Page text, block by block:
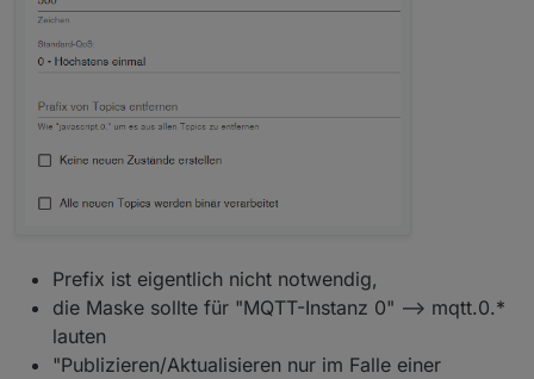
Prefix ist eigentlich nicht notwendig,
die Maske sollte für "MQTT-Instanz 0" --> mqtt.0.*
lauten
"Publizieren/Aktualisieren nur im Falle einer